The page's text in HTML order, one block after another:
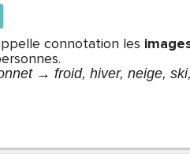
connotation les
→ froid, hiver, neige, ski,